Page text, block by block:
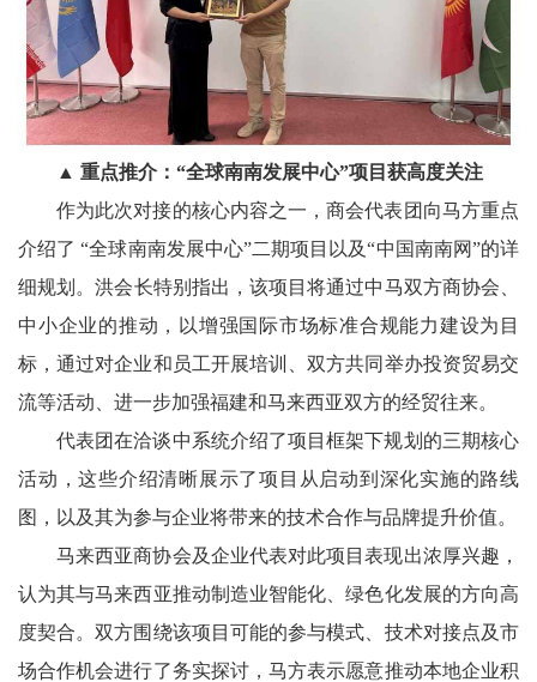
▲ 重点推介：“全球南南发展中心”项目获高度关注
作为此次对接的核心内容之一，商会代表团向马方重点
介绍了 “全球南南发展中心”二期项目 以及“中国南南网”的详
细规划。洪会长特别指出， 该项目将通过中马双方商协会、
中小企业的推动，以增强国际市场标准合规能力建设为目
标，通过对企业和员工开展培训、双方共同举办投资贸易交
流等活动、进一步加强福建和马来西亚双方的经贸往来。
代表团在洽谈中系统介绍了项目框架下规划的三期核心
活动 ，这些介绍清晰展示了项目从启动到深化实施的路线
图，以及其为参与企业将带来的技术合作与品牌提升价值。
马来西亚商协会及企业代表对此项目表现出浓厚兴趣，
认为其与马来西亚推动制造业智能化、绿色化发展的方向高
度契合。双方围绕该项目可能的参与模式、技术对接点及市
场合作机会进行了务实探讨，马方表示愿意推动本地企业积